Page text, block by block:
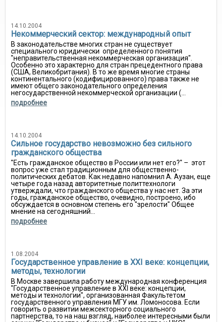
14.10.2004
Некоммерческий сектор: международный опыт
В законодательстве многих стран не существует
специального юридически определенного понятия
"неправительственная некоммерческая организация".
Особенно это характерно для стран прецедентного права
(США, Великобритания). В то же время многие страны
континентального (кодифицированного) права также не
имеют общего законодательного определения
негосударственной некоммерческой организации (...
подробнее
14.10.2004
Сильное государство невозможно без сильного
гражданского общества
"Есть гражданское общество в России или нет его?" – этот
вопрос уже стал традиционным для общественно-
политических дебатов. Как недавно напомнил А. Аузан, еще
четыре года назад авторитетные политтехнологи
утверждали, что гражданского общества у нас нет. За эти
годы, гражданское общество, очевидно, построено, ибо
обсуждается в основном степень его "зрелости" Общее
мнение на сегодняшний...
подробнее
1.08.2004
Государственное управление в XXI веке: концепции,
методы, технологии
В Москве завершила работу международная конференция
"Государственное управление в XXI веке: концепции,
методы и технологии", организованная Факультетом
государственного управления МГУ им. Ломоносова. Если
говорить о развитии межсекторного социального
партнерства, то на наш взгляд, наиболее интересными были